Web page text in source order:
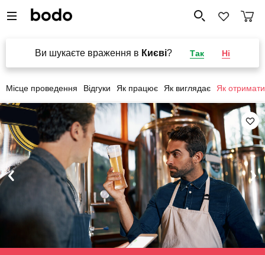
Ви шукаєте враження в Києві? Так Ні
Місце проведення Відгуки Як працює Як виглядає Як отримати